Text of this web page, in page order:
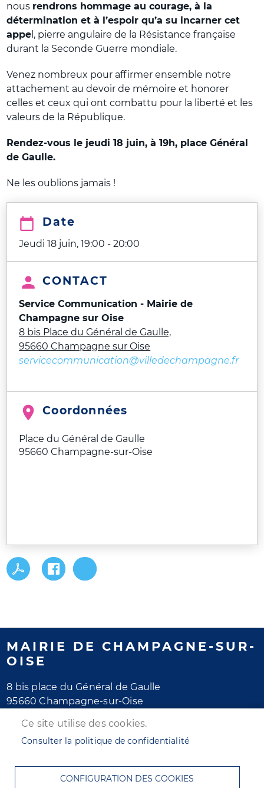
nous rendrons hommage au courage, à la
détermination et à l’espoir qu’a su incarner cet
appe l, pierre angulaire de la Résistance française
durant la Seconde Guerre mondiale.
Venez nombreux pour affirmer ensemble notre
attachement au devoir de mémoire et honorer
celles et ceux qui ont combattu pour la liberté et les
valeurs de la République.
Rendez-vous le jeudi 18 juin, à 19h, place Général
de Gaulle.
Ne les oublions jamais !
Date
Jeudi 18 juin, 19:00 -20:00
CONTACT
Service Communication - Mairie de
Champagne sur Oise
8 bis Place du Général de Gaulle,
95660 Champagne sur Oise
servicecommunication@villedechampagne.fr
Coordonnées
Place du Général de Gaulle
95660 Champagne-sur-Oise
MAIRIE DE CHAMPAGNE-SUR-
OISE
8 bis place du Général de Gaulle
95660 Champagne-sur-Oise
Horaires d'ouverture
Vendredi : de 8h30 à 12h et de 13h30 à 16h30
Samedi : de 8h30 à 12h
Ce site utilise des cookies.
Consulter la politique de confidentialité
CONFIGURATION DES COOKIES